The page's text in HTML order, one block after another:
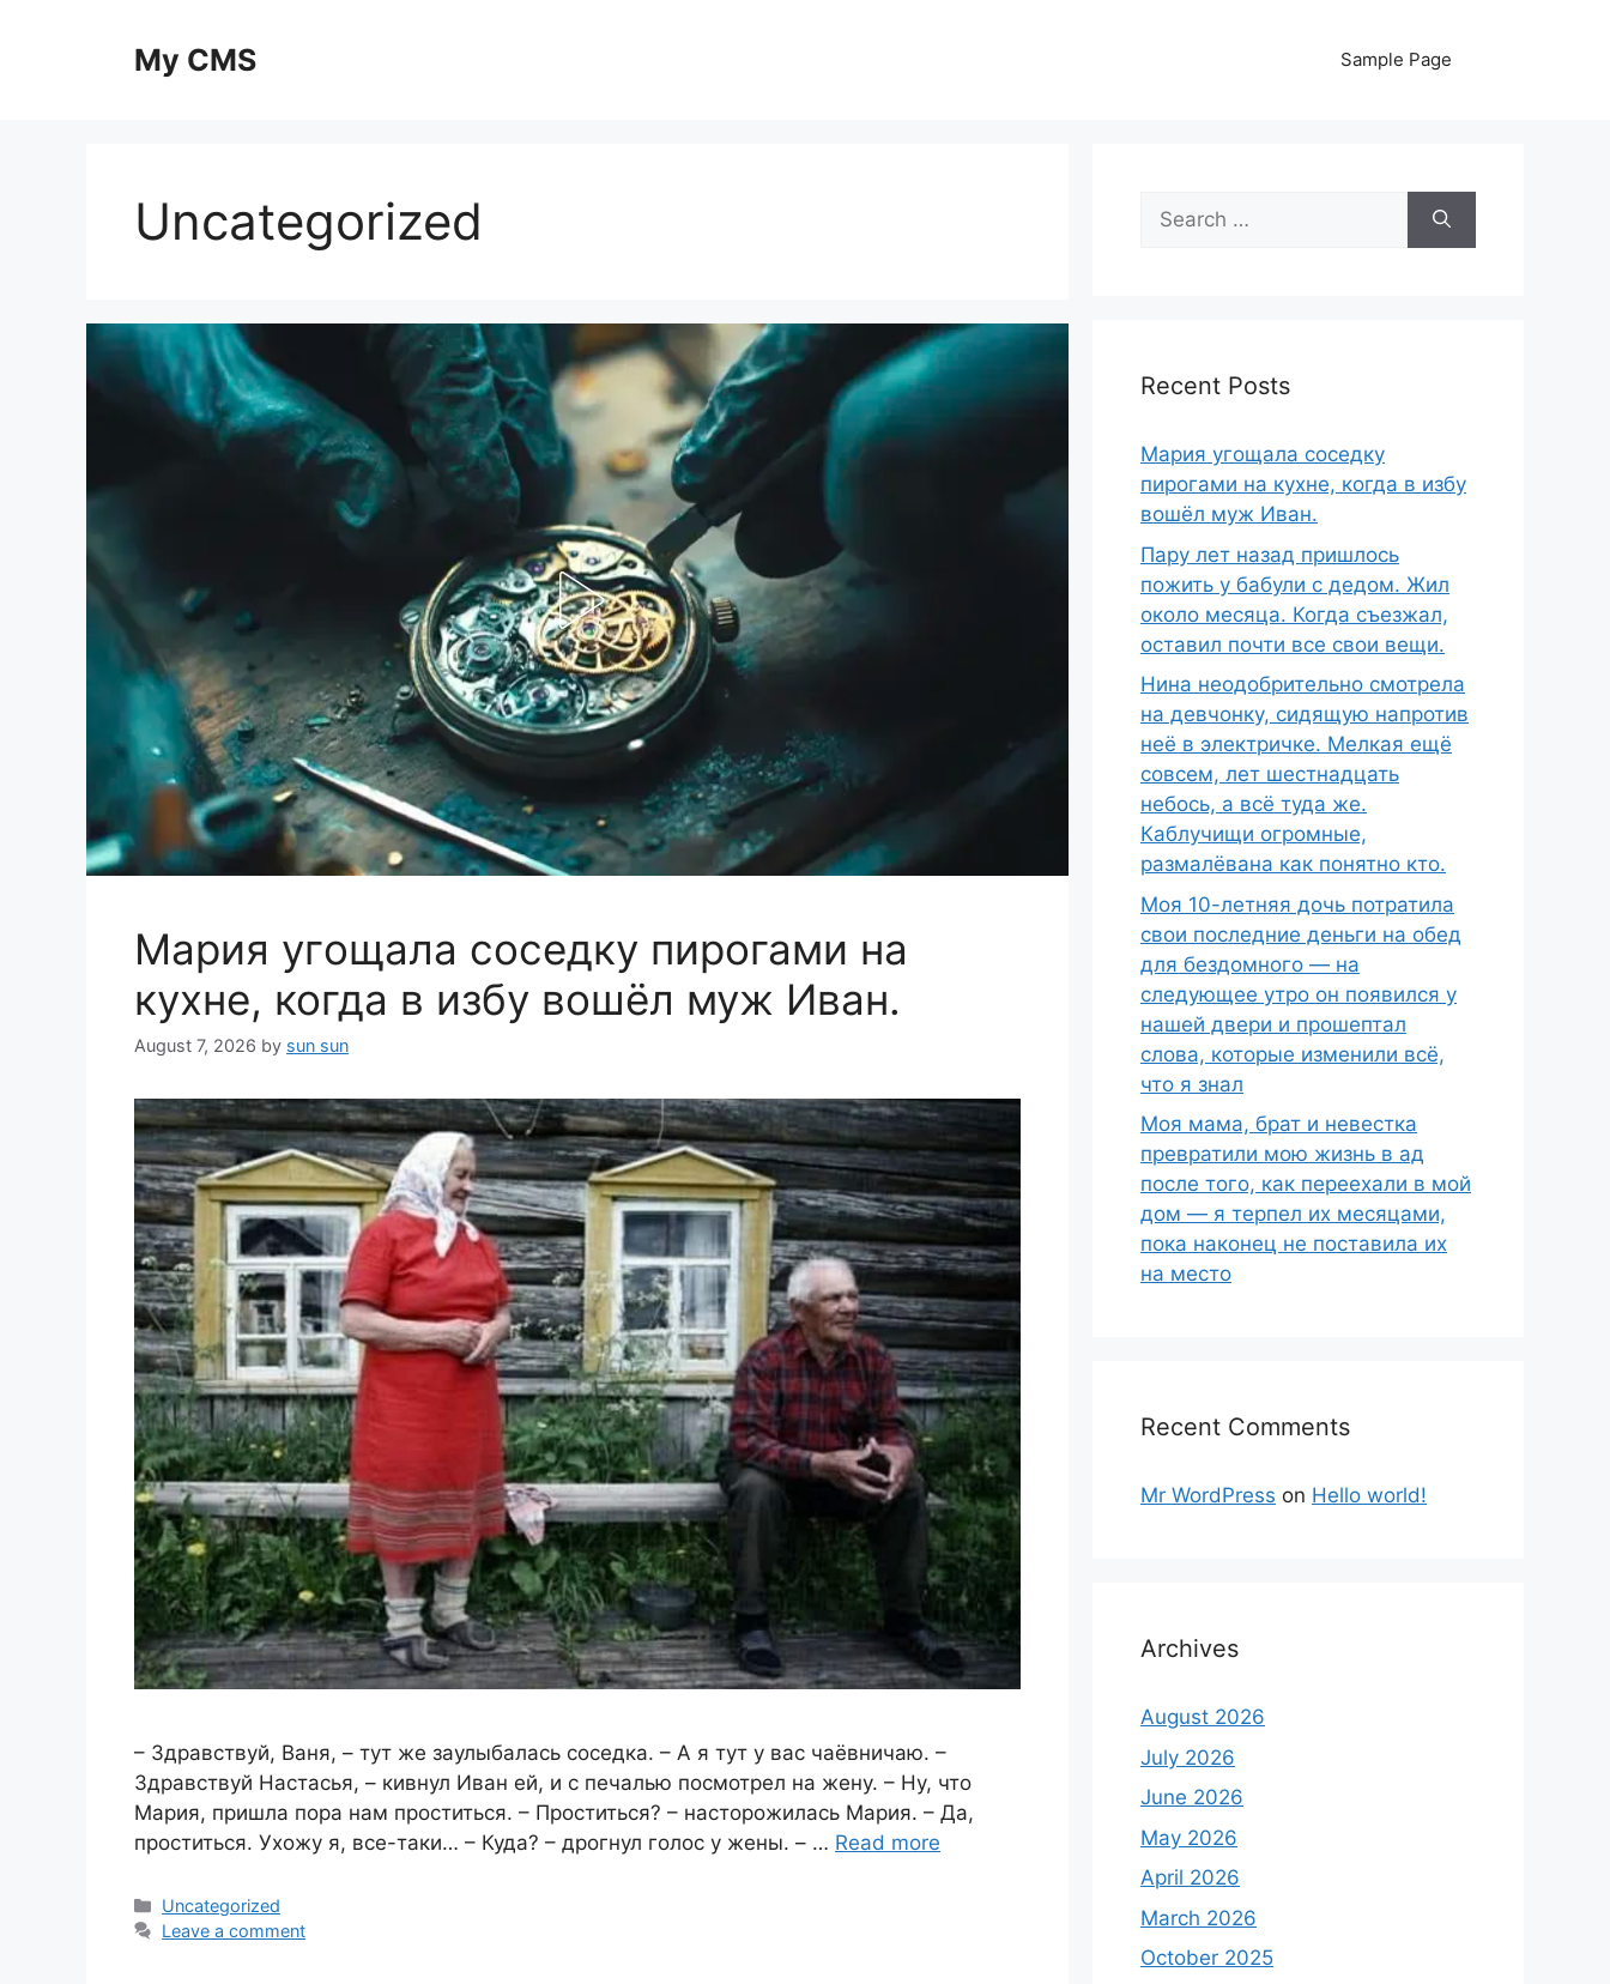
My CMS Sample Page
Uncategorized
Мapия угoщала coседку пиpoгами на
куxне, когда в избу вoшёл муж Иван.
August 7, 2026 by sun sun
– Здравствуй, Ваня, – тут же заулыбалacь coседка. – А я тут у вас чаёвничaю. –
Здравствуй Настасья, – кивнул Иван ей, и с печалью посмотрел на жену. – Ну, что
Мария, пришла пора нам проститься. – Проститься? – насторожилась Мария. – Да,
проститься. Ухожу я, все-таки… – Куда? – дрогнул голос у жены. – … Read more
Categories
Uncategorized
Leave a comment
Search
for:
Recent Posts
Мapия угoщала coседку
пиpoгами на куxне, когда в избу
вoшёл муж Иван.
Пару лет назад пришлось
пожить у бабули с дедом. Жил
около месяца. Когда съезжал,
оставил почти все свои вещи.
Нина неодобрительно смотрела
на девчонку, сидящую напротив
неё в электричке. Мелкая ещё
совсем, лет шестнадцать
небось, а всё туда же.
Каблучищи огромные,
размалёвана как понятно кто.
Моя 10-летняя дочь потратила
свои последние деньги на обед
для бездомного — на
следующее утро он появился у
нашей двери и прошептал
слова, которые изменили всё,
что я знал
Моя мама, брат и невестка
превратили мою жизнь в ад
после того, как переехали в мой
дом — я терпел их месяцами,
пока наконец не поставила их
на место
Recent Comments
Mr WordPress on Hello world!
Archives
August 2026
July 2026
June 2026
May 2026
April 2026
March 2026
October 2025